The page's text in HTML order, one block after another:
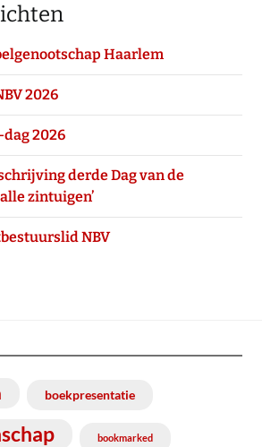
Haarlem
2026
2026
derde Dag van de
zintuigen’
NBV
boekpresentatie
bookmarked